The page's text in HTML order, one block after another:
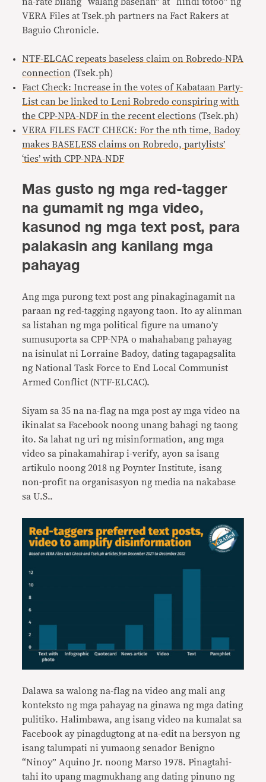
VERA Files at Tsek.ph partners na Fact Rakers at
Baguio Chronicle.
NTF-ELCAC repeats baseless claim on Robredo-NPA
connection (Tsek.ph)
Fact Check: Increase in the votes of Kabataan Party-
List can be linked to Leni Robredo conspiring with
the CPP-NPA-NDF in the recent elections (Tsek.ph)
VERA FILES FACT CHECK: For the nth time, Badoy
makes BASELESS claims on Robredo, partylists’
‘ties’ with CPP-NPA-NDF
Mas gusto ng mga red-tagger
na gumamit ng mga video,
kasunod ng mga text post, para
palakasin ang kanilang mga
pahayag
Ang mga purong text post ang pinakaginagamit na
paraan ng red-tagging ngayong taon. Ito ay alinman
sa listahan ng mga political figure na umano’y
sumusuporta sa CPP-NPA o mahahabang pahayag
na isinulat ni Lorraine Badoy, dating tagapagsalita
ng National Task Force to End Local Communist
Armed Conflict (NTF-ELCAC).
Siyam sa 35 na na-flag na mga post ay mga video na
ikinalat sa Facebook noong unang bahagi ng taong
ito. Sa lahat ng uri ng misinformation, ang mga
video sa pinakamahirap i-verify, ayon sa isang
artikulo noong 2018 ng Poynter Institute, isang
non-profit na organisasyon ng media na nakabase
sa U.S..
Dalawa sa walong na-flag na video ang mali ang
konteksto ng mga pahayag na ginawa ng mga dating
pulitiko. Halimbawa, ang isang video na kumalat sa
Facebook ay pinagdugtong at na-edit na bersyon ng
isang talumpati ni yumaong senador Benigno
“Ninoy” Aquino Jr. noong Marso 1978. Pinagtahi-
tahi ito upang magmukhang ang dating pinuno ng